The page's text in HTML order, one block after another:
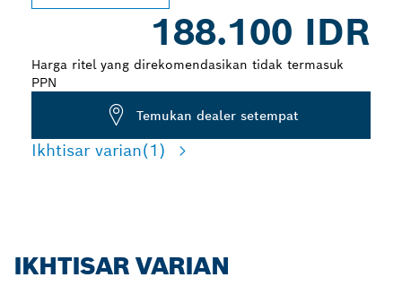
188.100 IDR
Harga ritel yang direkomendasikan tidak termasuk
PPN
Temukan dealer setempat
Ikhtisar varian(1)
IKHTISAR VARIAN